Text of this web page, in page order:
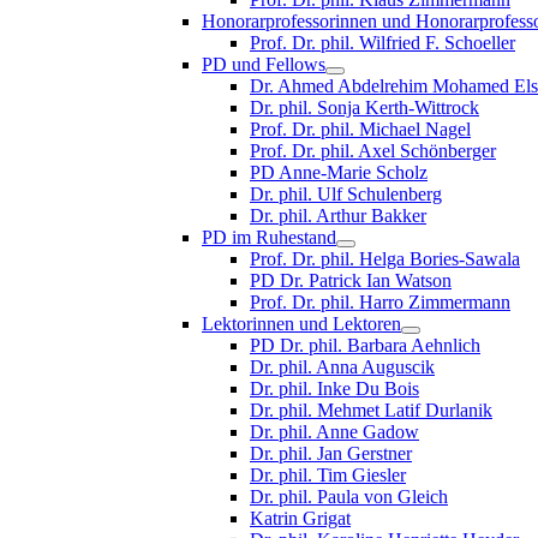
Honorarprofessorinnen und
Prof. Dr. phil. Wilfried F. Schoeller
PD und Fellows
Dr. Ahmed Abdelrehim Mohamed
Dr. phil. Sonja Kerth-Wittrock
Prof. Dr. phil. Michael Nagel
Prof. Dr. phil. Axel Schönberger
PD Anne-Marie Scholz
Dr. phil. Ulf Schulenberg
Dr. phil. Arthur Bakker
PD im Ruhestand
Prof. Dr. phil. Helga Bories-Sawala
PD Dr. Patrick Ian Watson
Prof. Dr. phil. Harro Zimmermann
Lektorinnen und Lektoren
PD Dr. phil. Barbara Aehnlich
Dr. phil. Anna Auguscik
Dr. phil. Inke Du Bois
Dr. phil. Mehmet Latif Durlanik
Dr. phil. Anne Gadow
Dr. phil. Jan Gerstner
Dr. phil. Tim Giesler
Dr. phil. Paula von Gleich
Katrin Grigat